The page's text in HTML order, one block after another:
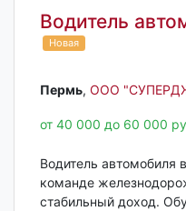
Водитель
Новая
Пермь‎, ООО
от 40 000 до 60 000
Водитель
команде
стабильный доход.